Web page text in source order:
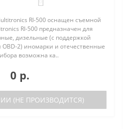
RI-500 оснащен съемной
RI-500 предназначен для
дизельные (с поддержкой
OBD-2) иномарки и отечественные
возможна ка..
0 р.
(НЕ ПРОИЗВОДИТСЯ)